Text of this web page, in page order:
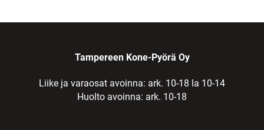
Tampereen Kone-Pyörä Oy
Liike ja varaosat avoinna: ark. 10-18 la 10-14
Huolto avoinna: ark. 10-18